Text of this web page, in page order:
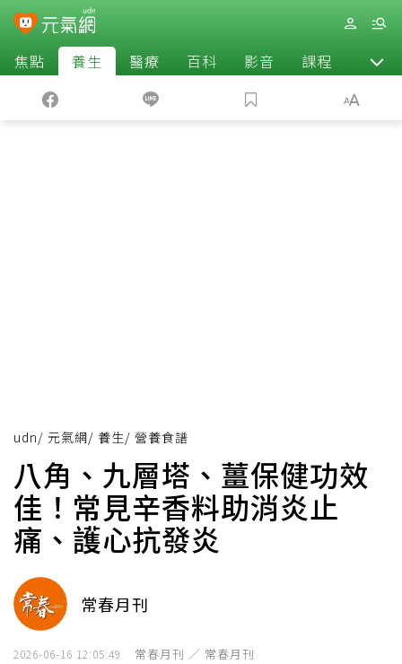
焦點 養生 醫療 百科 影音 課程 退休
udn/ 元氣網/ 養生/ 營養食譜
八角、九層塔、薑保健功效
佳！常見辛香料助消炎止
痛、護心抗發炎
常春月刊
2026-06-16 12:05:49 常春月刊 ／ 常春月刊